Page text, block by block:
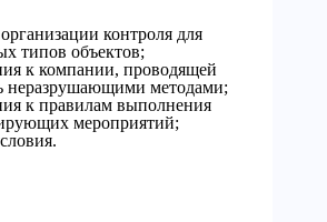
контроля для
типов объектов;
к компании, проводящей
неразрушающими методами;
к правилам выполнения
мероприятий;